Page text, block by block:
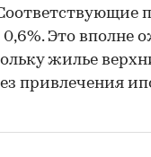
Это вполне
жилье
привлечения